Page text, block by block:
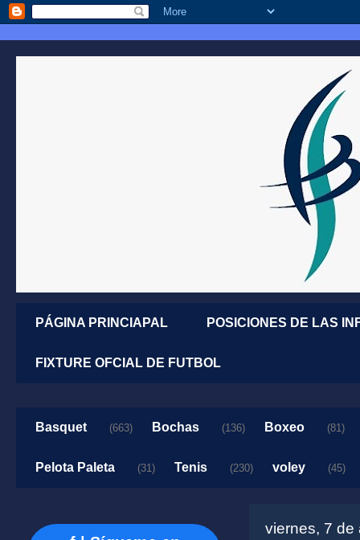
PÁGINA PRINCIAPAL POSICIONES DE LAS
FIXTURE OFCIAL DE FUTBOL
Basquet (663) Bochas (136) Boxeo (81)
Pelota Paleta (31) Tenis (230) voley (45)
viernes, 7 de